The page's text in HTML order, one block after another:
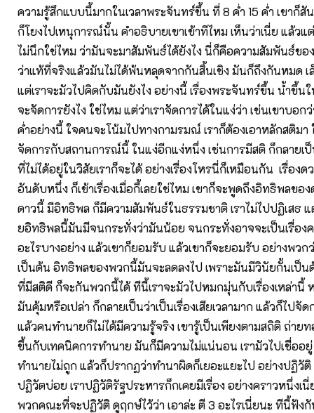
ความรู้สึกแบบนี้มากในเวลาพระจันทร์ขึ้น ที่ 8 ค่ำ 15 ค่ำ เขาก็
ก็โยงไปเหนุการณ์นั้น คำอธิบายเขาเข้าทีไหม เห็นว่าเนี่ย แล้ว
ไม่นึกใช่ไหม ว่ามันจะมาสัมพันธ์ได้ยังไง นี่ก็คือความสัมพันธ์ขอ
ว่าแท้ที่จริงแล้วมันไม่ได้พ้นหลุดจากกันสิ้นเชิง มันก็ถึงกันหมด เ
แต่เราจะมัวไปคิดกับมันยังไง อย่างนี้ เรื่องพระจันทร์ขึ้น น้ำขึ้นใ
จะจัดการยังไง ใช่ไหม แต่ว่าเราจัดการได้ในแง่ว่า เช่นเขาบอก
ค่ำอย่างนี้ ใจคนจะโน้มไปทางกามรมณ์ เราก็ต้องเอาหลักสติมา
จัดการกับสถานการณ์นี้ ในแง่อีกแง่หนึ่ง เช่นการมีสติ ก็กลายเ
ที่ไม่ได้อยู่ในวิสัยเราก็จะได้ อย่างเรื่องโหรนี่ก็เหมือนกัน เรื่องด
อันดับหนึ่ง ก็เข้าเรื่องเมื่อกี้เลยใช่ไหม เขาก็จะพูดถึงอิทธิพลขอ
ดาวนี้ มีอิทธิพล ก็มีความสัมพันธ์ในธรรมชาติ เราไม่ไปปฏิเสธ แ
ยอิทธิพลนี้มันมีจนกระทั่งว่ามันน้อย จนกระทั่งอาจจะเป็นเรื่อง
อะไรบางอย่าง แล้วเขาก็ยอมรับ แล้วเขาก็จะยอมรับ อย่างพว
เป็นต้น อิทธิพลของพวกนี้มันจะลดลงไป เพราะมันมีวินัยกั้นเป็
ที่มีสติดี ก็จะกันพวกนี้ได้ ทีนี้เราจะมัวไปหมกมุ่นกับเรื่องเหล่านี้
มันคุ้มหรือเปล่า ก็กลายเป็นว่าเป็นเรื่องเสียเวลามาก แล้วก็ไปจัด
แล้วคนทำนายก็ไม่ได้มีความรู้จริง เขารู้เป็นเพียงตามสถิติ ถ่าย
ขึ้นกับเทคนิคการทำนาย มันก็มีความไม่แน่นอน เรามัวไปเชื่ออยู่
ทำนายไม่ถูก แล้วก็ปรากฏว่าทำนาผิดก็เยอะแยะไป อย่างปฏิวั
ปฏิวัตบ่อย เราปฏิวัติรัฐประหารก็กเคยมีเรื่อง อย่างคราวหนึ่งเ
พวกคณะที่จะปฏิวัติ ดูฤกษ์ไว้ว่า เอาล่ะ ตี 3 อะไรเนี่ยนะ ทีนี้ฟัง